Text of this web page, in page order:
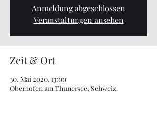
Anmeldung abgeschlossen
Veranstaltungen ansehen
Zeit & Ort
30. Mai 2020, 13:00
Oberhofen am Thunersee, Schweiz